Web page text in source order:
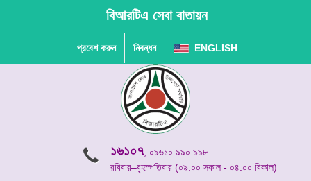
বিআরটিএ সেবা বাতায়ন
প্রবেশ করুন নিবন্ধন ENGLISH
১৬১০৭, ০৯৬১০ ৯৯০ ৯৯৮
রবিবার–বৃহস্পতিবার (০৯.০০ সকাল - ০৪.০০ বিকাল)